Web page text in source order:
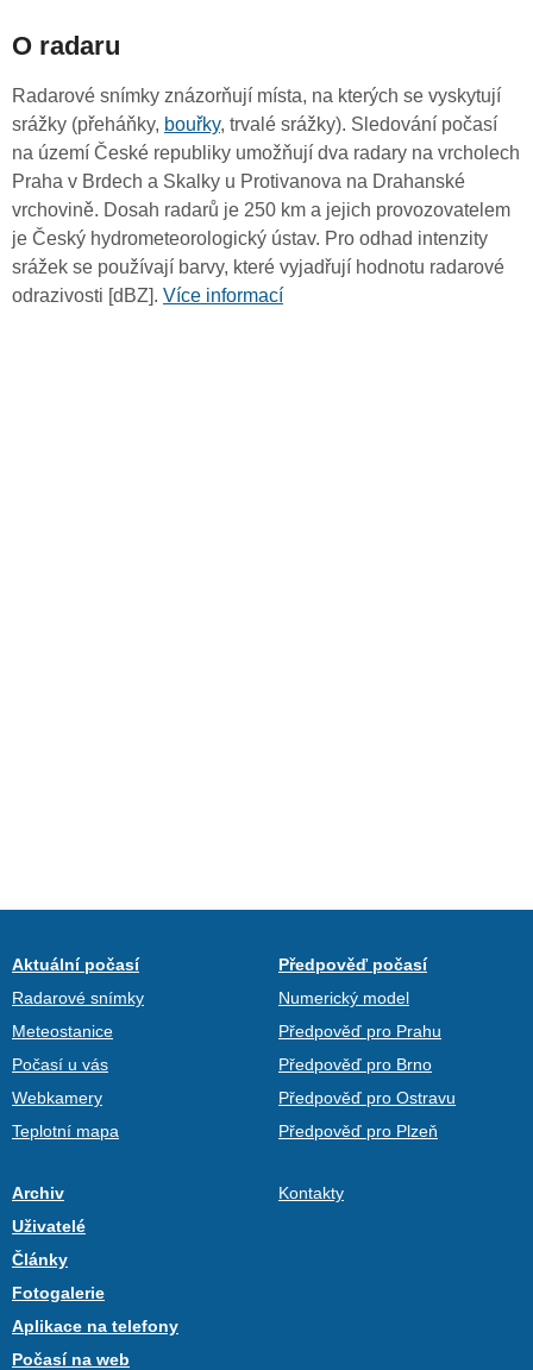
O radaru
Radarové snímky znázorňují místa, na kterých se vyskytují
srážky (přeháňky, bouřky, trvalé srážky). Sledování počasí
na území České republiky umožňují dva radary na vrcholech
Praha v Brdech a Skalky u Protivanova na Drahanské
vrchovině. Dosah radarů je 250 km a jejich provozovatelem
je Český hydrometeorologický ústav. Pro odhad intenzity
srážek se používají barvy, které vyjadřují hodnotu radarové
odrazivosti [dBZ]. Více informací
Aktuální počasí
Radarové snímky
Meteostanice
Počasí u vás
Webkamery
Teplotní mapa
Předpověď počasí
Numerický model
Předpověď pro Prahu
Předpověď pro Brno
Předpověď pro Ostravu
Předpověď pro Plzeň
Archiv
Uživatelé
Články
Fotogalerie
Aplikace na telefony
Počasí na web
Kontakty